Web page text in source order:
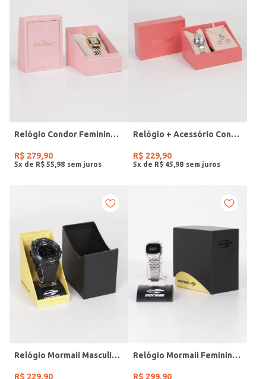
Relógio Condor Feminino DOURADO
R$ 279,90
5x de R$ 55 98
Relógio + Acessório Condor Feminino PRATA
R$ 229,90
5x de R$ 45 98
Relógio Mormaii Masculino PRETO
R$ 229,90
Relógio Mormaii Feminino PRATA
R$ 299,90